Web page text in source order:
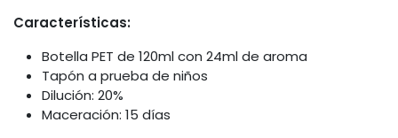
Características:
Botella PET de 120ml con 24ml de aroma
Tapón a prueba de niños
Dilución: 20%
Maceración: 15 días